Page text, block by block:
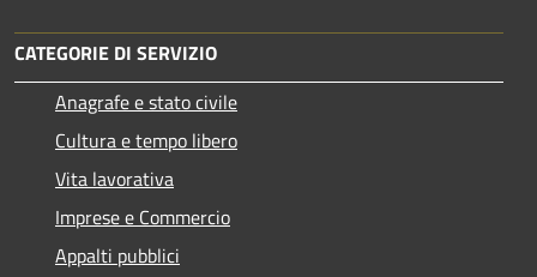
CATEGORIE DI SERVIZIO
Anagrafe e stato civile
Cultura e tempo libero
Vita lavorativa
Imprese e Commercio
Appalti pubblici